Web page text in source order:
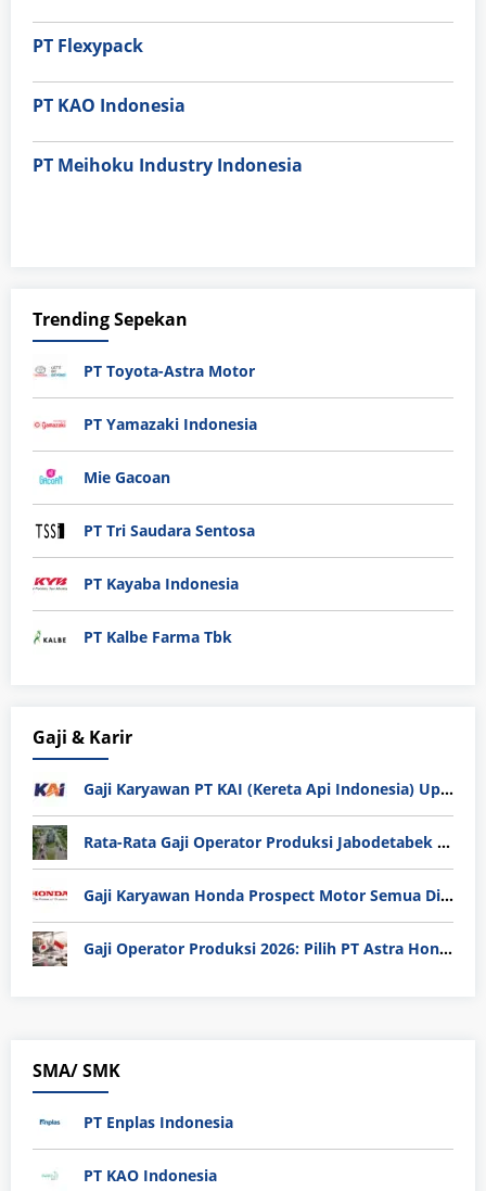
PT Flexypack
PT KAO Indonesia
PT Meihoku Industry Indonesia
Trending Sepekan
PT Toyota-Astra Motor
PT Yamazaki Indonesia
Mie Gacoan
PT Tri Saudara Sentosa
PT Kayaba Indonesia
PT Kalbe Farma Tbk
Gaji & Karir
Gaji Karyawan PT KAI (Kereta Api Indonesia) Update 2025
Rata-Rata Gaji Operator Produksi Jabodetabek 2025: Bedah Tuntas UMK, Lemburan, dan Realita Hidup Buruh
Gaji Karyawan Honda Prospect Motor Semua Divisi
Gaji Operator Produksi 2026: Pilih PT Astra Honda Motor (AHM) atau Manufaktur di Jepang?
SMA/ SMK
PT Enplas Indonesia
PT KAO Indonesia